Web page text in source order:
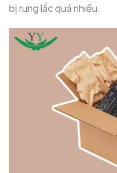
bị rung lắc quá nhiều.